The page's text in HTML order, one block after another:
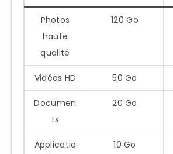
Photos
haute
qualité
120 Go
Vidéos HD 50 Go
Documen
ts
20 Go
Applicatio
10 Go